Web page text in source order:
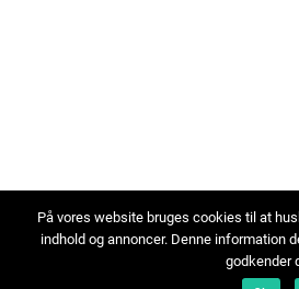
På vores website bruges cookies til at
indhold og annoncer. Denne information
godkender